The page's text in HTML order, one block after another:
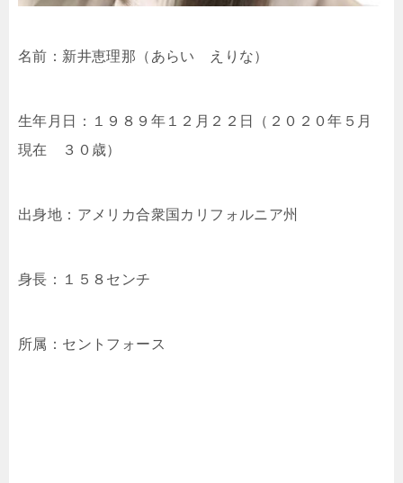
名前：新井恵理那（あらい えりな）
生年月日：１９８９年１２月２２日（２０２０年５月
現在 ３０歳）
出身地：アメリカ合衆国カリフォルニア州
身長：１５８センチ
所属：セントフォース